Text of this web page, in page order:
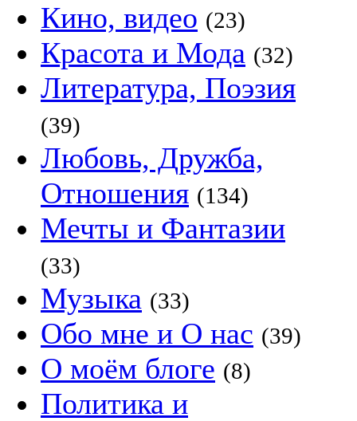
Кино, видео (23)
Красота и Мода (32)
Литература, Поэзия
(39)
Любовь, Дружба,
Отношения (134)
Мечты и Фантазии
(33)
Музыка (33)
Обо мне и О нас (39)
О моём блоге (8)
Политика и